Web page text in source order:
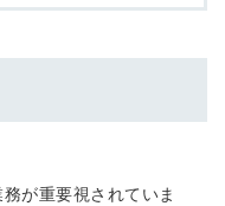
が重要視されていま